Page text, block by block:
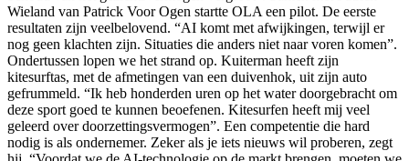
Wieland van Patrick Voor Ogen startte OLA een pilot. De eerste
resultaten zijn veelbelovend. “AI komt met afwijkingen, terwijl er
nog geen klachten zijn. Situaties die anders niet naar voren komen”.
Ondertussen lopen we het strand op. Kuiterman heeft zijn
kitesurftas, met de afmetingen van een duivenhok, uit zijn auto
gefrummeld. “Ik heb honderden uren op het water doorgebracht om
deze sport goed te kunnen beoefenen. Kitesurfen heeft mij veel
geleerd over doorzettingsvermogen”. Een competentie die hard
nodig is als ondernemer. Zeker als je iets nieuws wil proberen, zegt